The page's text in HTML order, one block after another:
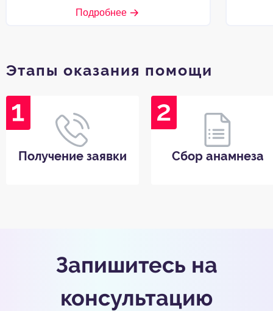
Подробнее
Этапы оказания помощи
Получение заявки Сбор анамнеза
Запишитесь на
консультацию